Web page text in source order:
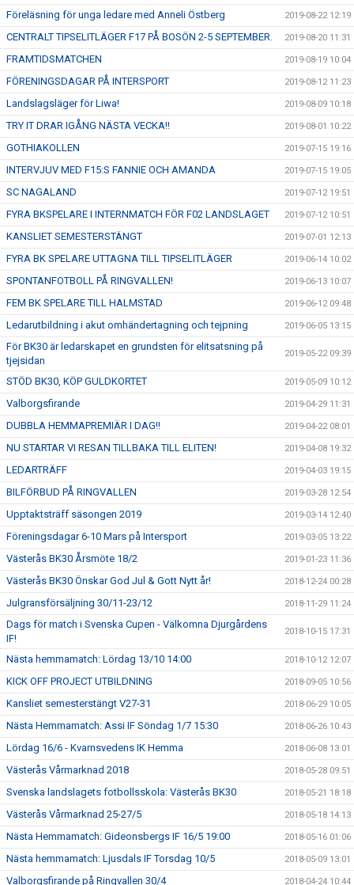
Föreläsning för unga ledare med Anneli Östberg 2019-08-22 12:19
CENTRALT TIPSELITLÄGER F17 PÅ BOSÖN 2-5 SEPTEMBER. 2019-08-20 11:31
FRAMTIDSMATCHEN 2019-08-19 10:04
FÖRENINGSDAGAR PÅ INTERSPORT 2019-08-12 11:23
Landslagsläger för Liwa! 2019-08-09 10:18
TRY IT DRAR IGÅNG NÄSTA VECKA!! 2019-08-01 10:22
GOTHIAKOLLEN 2019-07-15 19:16
INTERVJUV MED F15:S FANNIE OCH AMANDA 2019-07-15 19:05
SC NAGALAND 2019-07-12 19:51
FYRA BKSPELARE I INTERNMATCH FÖR F02 LANDSLAGET 2019-07-12 10:51
KANSLIET SEMESTERSTÄNGT 2019-07-01 12:13
FYRA BK SPELARE UTTAGNA TILL TIPSELITLÄGER 2019-06-14 10:02
SPONTANFOTBOLL PÅ RINGVALLEN! 2019-06-13 10:07
FEM BK SPELARE TILL HALMSTAD 2019-06-12 09:48
Ledarutbildning i akut omhändertagning och tejpning 2019-06-05 13:15
För BK30 är ledarskapet en grundsten för elitsatsning på
tjejsidan
2019-05-22 09:39
STÖD BK30, KÖP GULDKORTET 2019-05-09 10:12
Valborgsfirande 2019-04-29 11:31
DUBBLA HEMMAPREMIÄR I DAG!! 2019-04-22 08:01
NU STARTAR VI RESAN TILLBAKA TILL ELITEN! 2019-04-08 19:32
LEDARTRÄFF 2019-04-03 19:15
BILFÖRBUD PÅ RINGVALLEN 2019-03-28 12:54
Upptaktsträff säsongen 2019 2019-03-14 12:40
Föreningsdagar 6-10 Mars på Intersport 2019-03-05 13:22
Västerås BK30 Årsmöte 18/2 2019-01-23 11:36
Västerås BK30 Önskar God Jul & Gott Nytt år! 2018-12-24 00:28
Julgransförsäljning 30/11-23/12 2018-11-29 11:24
Dags för match i Svenska Cupen - Välkomna Djurgårdens
IF!
2018-10-15 17:31
Nästa hemmamatch: Lördag 13/10 14:00 2018-10-12 12:07
KICK OFF PROJECT UTBILDNING 2018-09-05 10:56
Kansliet semesterstängt V27-31 2018-06-29 10:05
Nästa Hemmamatch: Assi IF Söndag 1/7 15:30 2018-06-26 10:43
Lördag 16/6 - Kvarnsvedens IK Hemma 2018-06-08 13:01
Västerås Vårmarknad 2018 2018-05-28 09:51
Svenska landslagets fotbollsskola: Västerås BK30 2018-05-21 18:18
Västerås Vårmarknad 25-27/5 2018-05-18 14:13
Nästa Hemmamatch: Gideonsbergs IF 16/5 19:00 2018-05-16 01:06
Nästa hemmamatch: Ljusdals IF Torsdag 10/5 2018-05-09 13:01
Valborgsfirande på Ringvallen 30/4 2018-04-24 10:44